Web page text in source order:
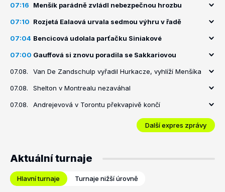
07:16 Menšík parádně zvládl nebezpečnou hrozbu
07:10 Rozjetá Ealaová urvala sedmou výhru v řadě
07:04 Bencicová udolala parťačku Siniakové
07:00 Gauffová si znovu poradila se Sakkariovou
07.08. Van De Zandschulp vyřadil Hurkacze, vyhlíží Menšíka
07.08. Shelton v Montrealu nezaváhal
07.08. Andrejevová v Torontu překvapivě končí
Další expres zprávy
Aktuální turnaje
Hlavní turnaje Turnaje nižší úrovně